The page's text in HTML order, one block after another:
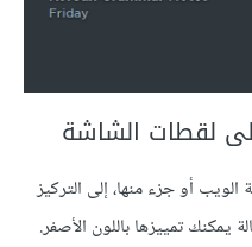
لقطات الشاشة
أو جزء منها، إلى التركيز
تمييزها باللون الأصفر.